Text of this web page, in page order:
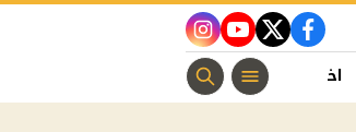
facebook
twitter
youtube
instagram
اخبار الفن منوعات مسيحية